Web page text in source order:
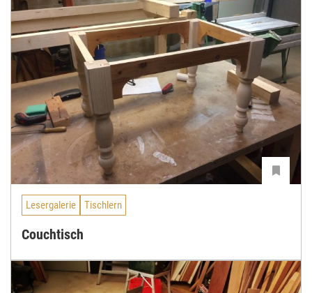
Lesergalerie Tischlern
Couchtisch